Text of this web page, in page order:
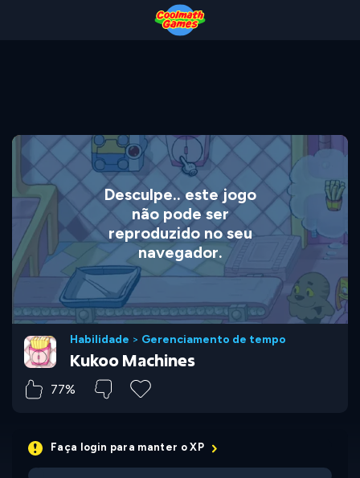
Desculpe.. este jogo
não pode ser
reproduzido no seu
navegador.
Habilidade > Gerenciamento de tempo
Kukoo Machines
77%
Faça login para manter o XP